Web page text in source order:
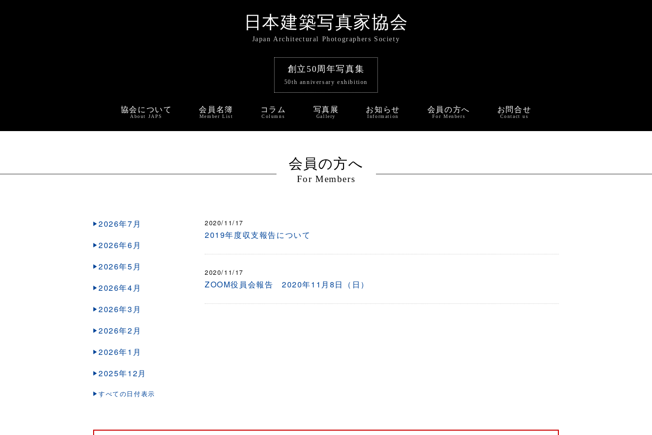
日本建築写真家協会
Japan Architectural Photographers Society
創立50周年写真集
50th anniversary exhibition
協会について
About JAPS
会員名簿
Member List
コラム
Columns
写真展
Gallery
お知らせ
Information
会員の方へ
For Menbers
お問合せ
Contact us
会員の方へ
For Members
2026年7月
2026年6月
2026年5月
2026年4月
2026年3月
2026年2月
2026年1月
2025年12月
すべての日付表示
2020/11/17
2019年度収支報告について
2020/11/17
ZOOM役員会報告 2020年11月8日（日）